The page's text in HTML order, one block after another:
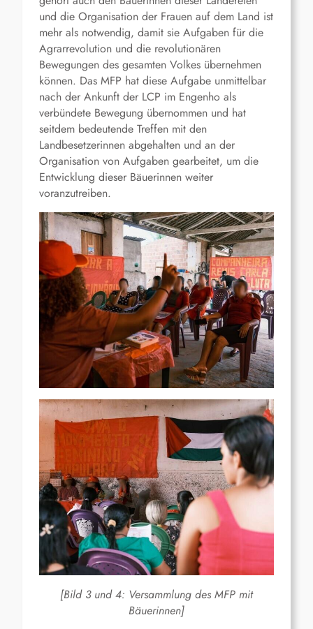
und die Organisation der Frauen auf dem Land ist
mehr als notwendig, damit sie Aufgaben für die
Agrarrevolution und die revolutionären
Bewegungen des gesamten Volkes übernehmen
können. Das MFP hat diese Aufgabe unmittelbar
nach der Ankunft der LCP im Engenho als
verbündete Bewegung übernommen und hat
seitdem bedeutende Treffen mit den
Landbesetzerinnen abgehalten und an der
Organisation von Aufgaben gearbeitet, um die
Entwicklung dieser Bäuerinnen weiter
voranzutreiben.
[Bild 3 und 4: Versammlung des MFP mit
Bäuerinnen]